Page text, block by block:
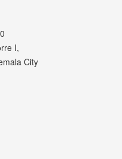
I,
City